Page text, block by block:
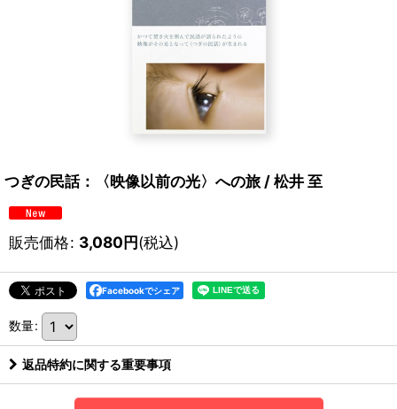
つぎの民話：〈映像以前の光〉への旅 / 松井 至
販売価格: 3,080円(税込)
Facebookでシェア
数量:
返品特約に関する重要事項